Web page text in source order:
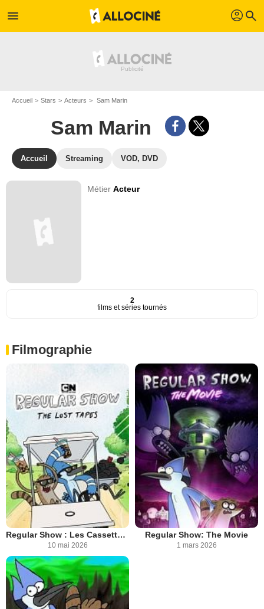
menu profil search
Accueil Stars Acteurs Sam Marin
Sam Marin
Accueil Streaming VOD, DVD
MétierActeur
2
films et séries tournés
Filmographie
Regular Show : Les Cassettes Oubliées
10 mai 2026
Regular Show: The Movie
1 mars 2026